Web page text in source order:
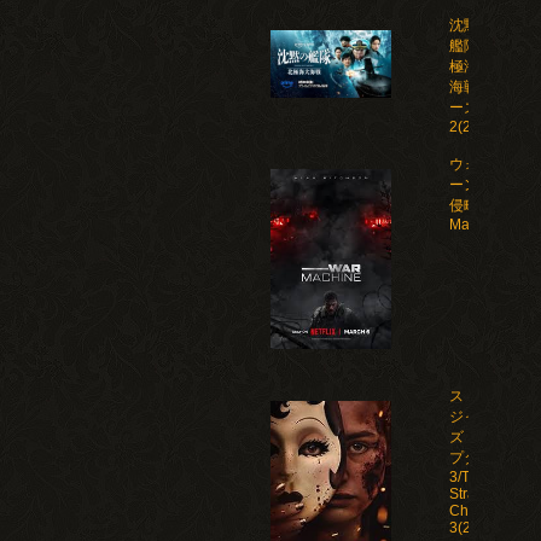
沈黙の
艦隊 北
極海大
海戦 シ
ーズン
2(2026)
ウォー・マシ
ーン: 未知な
侵略者/War
ストレン
ジャー
ズ：チャ
プター
3/The
Strangers:
Chapter
3(2026)